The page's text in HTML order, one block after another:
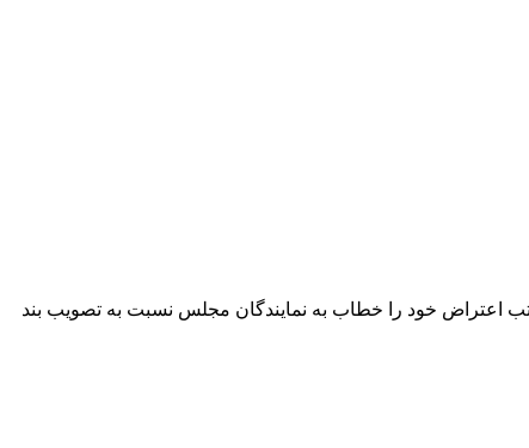
اعتراض خود را خطاب به نمایندگان مجلس نسبت به تصویب بند